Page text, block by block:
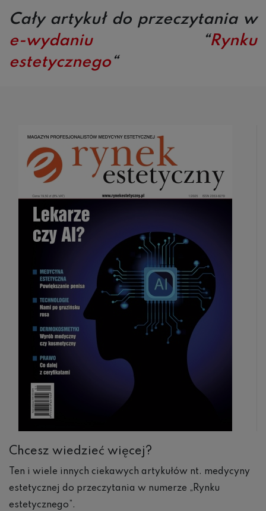
Cały artykuł do przeczytania w
e-wydaniu“Rynku
estetycznego “
Chcesz wiedzieć więcej?
Ten i wiele innych ciekawych artykułów nt. medycyny
estetycznej do przeczytania w numerze „Rynku
estetycznego”.